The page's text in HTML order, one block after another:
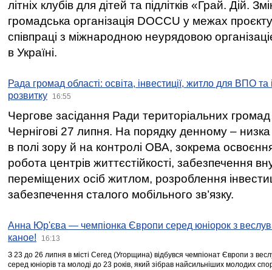
літніх клубів для дітей та підлітків «Грай. Дій.
громадська організація DOCCU у межах
співпраці з міжнародною неурядовою
в Україні.
Рада громад області: освіта, інвестиції, житло для ВПО
розвитку
16:55
Чергове засідання Ради територіальних громад
Чернігові 27 липня. На порядку денному –
в полі зору й на контролі ОВА, зокрема освоєння
робота центрів життєстійкості, забезпечення
переміщених осіб житлом, розроблення
забезпечення сталого мобільного зв’язку.
Анна Юр'єва — чемпіонка Європи серед юніорок з
каное!
16:13
З 23 до 26 липня в місті Сегед (Угорщина) відбувся чемпіонат Європи з
серед юніорів та молоді до 23 років, який зібрав найсильніших молодих